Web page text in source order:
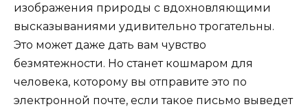
изображения природы с вдохновляющими
высказываниями удивительно трогательны.
Это может даже дать вам чувство
безмятежности. Но станет кошмаром для
человека, которому вы отправите это по
электронной почте, если такое письмо выведет